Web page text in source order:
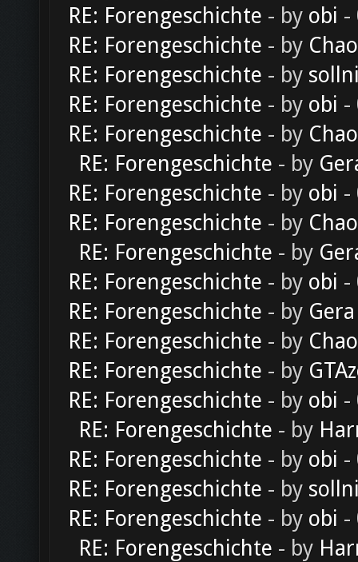
RE: Forengeschichte - by obi -
RE: Forengeschichte - by
RE: Forengeschichte - by
RE: Forengeschichte - by obi -
RE: Forengeschichte - by
RE: Forengeschichte - by
RE: Forengeschichte - by obi -
RE: Forengeschichte - by
RE: Forengeschichte - by
RE: Forengeschichte - by obi -
RE: Forengeschichte - by Gera
RE: Forengeschichte - by
RE: Forengeschichte - by
RE: Forengeschichte - by obi -
RE: Forengeschichte - by
RE: Forengeschichte - by obi -
RE: Forengeschichte - by
RE: Forengeschichte - by obi -
RE: Forengeschichte - by